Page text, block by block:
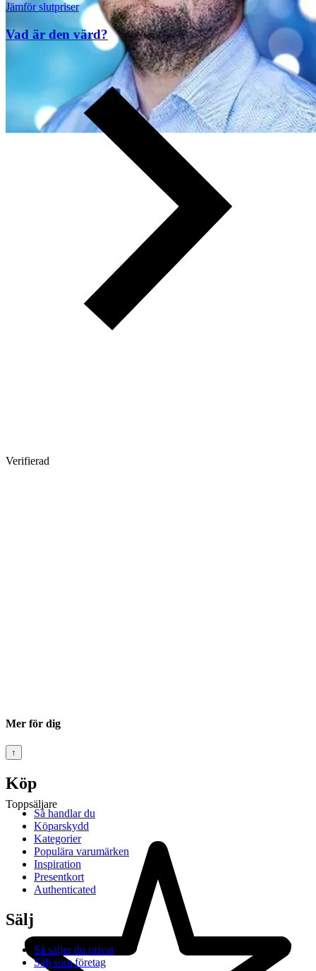
Verifierad
Toppsäljare
Jämför slutpriser
Vad är den värd?
Mer för dig
↑
Köp
Så handlar du
Köparskydd
Kategorier
Populära varumärken
Inspiration
Presentkort
Authenticated
Sälj
Så säljer du privat
Sälj som företag